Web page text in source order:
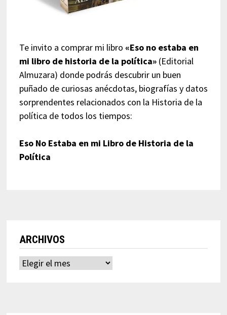
Te invito a comprar mi libro «Eso no estaba en
mi libro de historia de la política»(Editorial
Almuzara) donde podrás descubrir un buen
puñado de curiosas anécdotas, biografías y datos
sorprendentes relacionados con la Historia de la
política de todos los tiempos:
Eso No Estaba en mi Libro de Historia de la
Política
ARCHIVOS
Archivos